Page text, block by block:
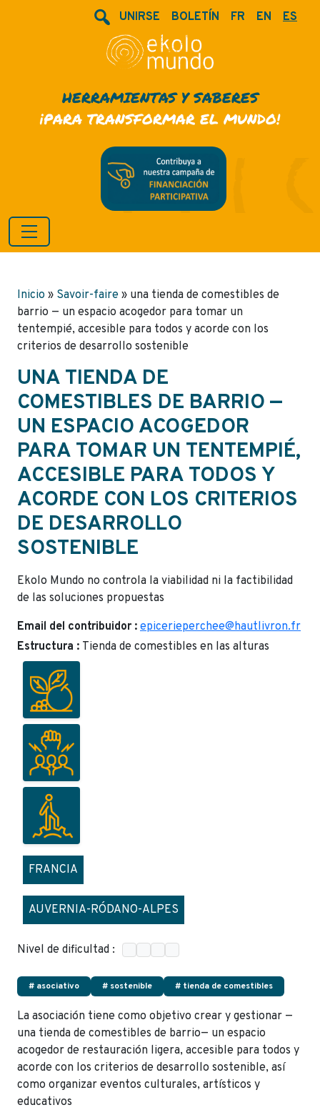
UNIRSE BOLETÍN FR EN ES
HERRAMIENTAS Y SABERES
¡PARA TRANSFORMAR EL MUNDO!
Inicio » Savoir-faire » una tienda de comestibles de
barrio — un espacio acogedor para tomar un
tentempié, accesible para todos y acorde con los
criterios de desarrollo sostenible
UNA TIENDA DE
COMESTIBLES DE BARRIO —
UN ESPACIO ACOGEDOR
PARA TOMAR UN TENTEMPIÉ,
ACCESIBLE PARA TODOS Y
ACORDE CON LOS CRITERIOS
DE DESARROLLO
SOSTENIBLE
Ekolo Mundo no controla la viabilidad ni la factibilidad
de las soluciones propuestas
Email del contribuidor : epicerieperchee@hautlivron.fr
Estructura : Tienda de comestibles en las alturas
FRANCIA
AUVERNIA-RÓDANO-ALPES
Nivel de dificultad :
# asociativo # sostenible # tienda de comestibles
La asociación tiene como objetivo crear y gestionar —
una tienda de comestibles de barrio— un espacio
acogedor de restauración ligera, accesible para todos y
acorde con los criterios de desarrollo sostenible, así
como organizar eventos culturales, artísticos y
educativos